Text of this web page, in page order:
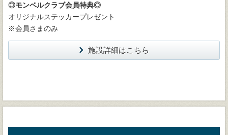
◎モンベルクラブ会員特典◎
オリジナルステッカープレゼント
※会員さまのみ
施設詳細はこちら